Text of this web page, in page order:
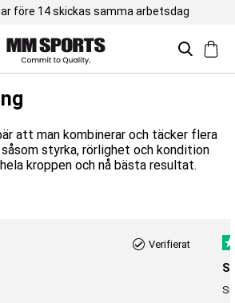
före 14 skickas samma arbetsdag
att man kombinerar och täcker flera
styrka, rörlighet och kondition
kroppen och nå bästa resultat.
Verifierat